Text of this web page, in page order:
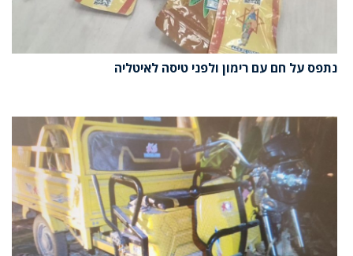
נתפס על חם עם רימון ולפני טיסה לאיטליה